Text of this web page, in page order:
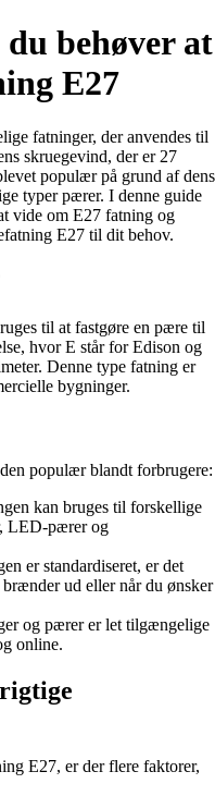
behøver at
E27
fatninger, der anvendes til
skruegevind, der er 27
populær på grund af dens
typer pærer. I denne guide
vide om E27 fatning og
E27 til dit behov.
til at fastgøre en pære til
hvor E står for Edison og
Denne type fatning er
bygninger.
populær blandt forbrugere:
kan bruges til forskellige
LED-pærer og
er standardiseret, er det
ud eller når du ønsker
og pærer er let tilgængelige
online.
E27, er der flere faktorer,